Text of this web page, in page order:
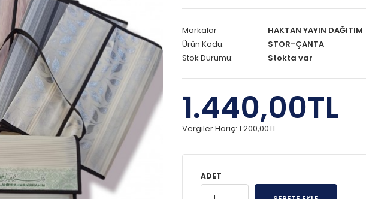
Markalar
HAKTAN YAYIN DAĞITIM
Ürün Kodu:
STOR-ÇANTA
Stok Durumu:
Stokta var
1.440,00TL
Vergiler Hariç: 1.200,00TL
ADET